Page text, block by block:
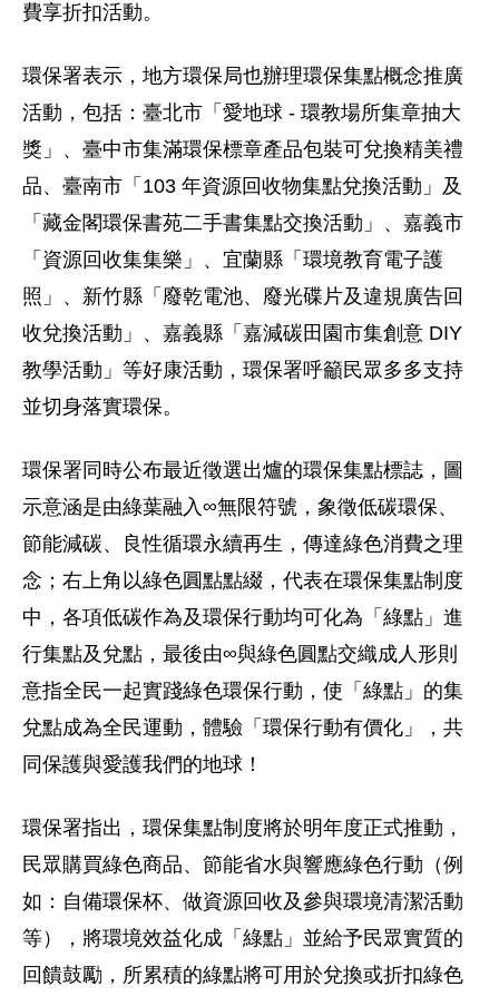
費享折扣活動。
環保署表示，地方環保局也辦理環保集點概念推廣
活動，包括：臺北市「愛地球 - 環教場所集章抽大
獎」、臺中市集滿環保標章產品包裝可兌換精美禮
品、臺南市「103 年資源回收物集點兌換活動」及
「藏金閣環保書苑二手書集點交換活動」、嘉義市
「資源回收集集樂」、宜蘭縣「環境教育電子護
照」、新竹縣「廢乾電池、廢光碟片及違規廣告回
收兌換活動」、嘉義縣「嘉減碳田園市集創意 DIY
教學活動」等好康活動，環保署呼籲民眾多多支持
並切身落實環保。
環保署同時公布最近徵選出爐的環保集點標誌，圖
示意涵是由綠葉融入∞無限符號，象徵低碳環保、
節能減碳、良性循環永續再生，傳達綠色消費之理
念；右上角以綠色圓點點綴，代表在環保集點制度
中，各項低碳作為及環保行動均可化為「綠點」進
行集點及兌點，最後由∞與綠色圓點交織成人形則
意指全民一起實踐綠色環保行動，使「綠點」的集
兌點成為全民運動，體驗「環保行動有價化」，共
同保護與愛護我們的地球！
環保署指出，環保集點制度將於明年度正式推動，
民眾購買綠色商品、節能省水與響應綠色行動（例
如：自備環保杯、做資源回收及參與環境清潔活動
等），將環境效益化成「綠點」並給予民眾實質的
回饋鼓勵，所累積的綠點將可用於兌換或折扣綠色